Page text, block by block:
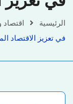
الرئيسية
في تعزيز الاقتصاد